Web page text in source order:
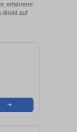
erfahrene
direkt auf
➜